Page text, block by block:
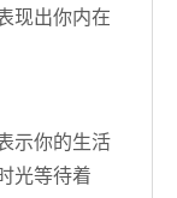
现出你内在
示你的生活
光等待着